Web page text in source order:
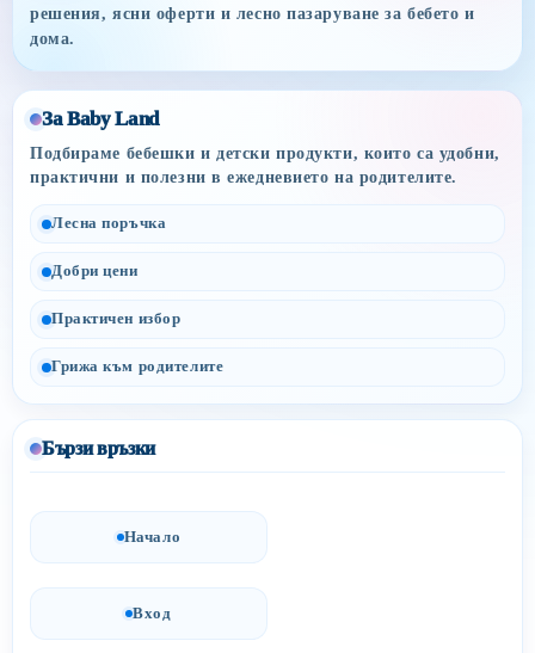
решения, ясни оферти и лесно пазаруване за бебето и
дома.
За Baby Land
Подбираме бебешки и детски продукти, които са удобни,
практични и полезни в ежедневието на родителите.
Лесна поръчка
Добри цени
Практичен избор
Грижа към родителите
Бързи връзки
Начало
Вход